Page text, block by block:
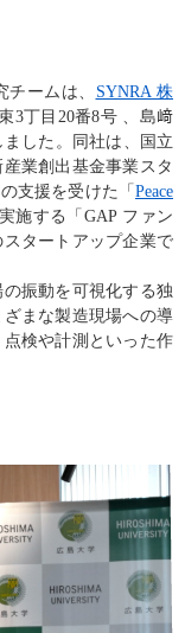
ームは、 SYNRA 株
3丁目 20番8号 、島﨑
ました。同社は、国立
業創出基金事業スタ
支援を受けた「 Peace
施する「 GAP ファン
タートアップ企業で
振動を可視化する独
まな製造現場への導
検や計測といった作